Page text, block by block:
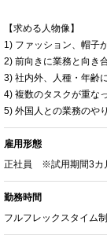
【求める人物像】
1) ファッション、帽子
2) 前向きに業務と向き
3) 社内外、人種・年齢
4) 複数のタスクが重な
5) 外国人との業務のや
雇用形態
正社員 ※試用期間3カ
勤務時間
フルフレックスタイム